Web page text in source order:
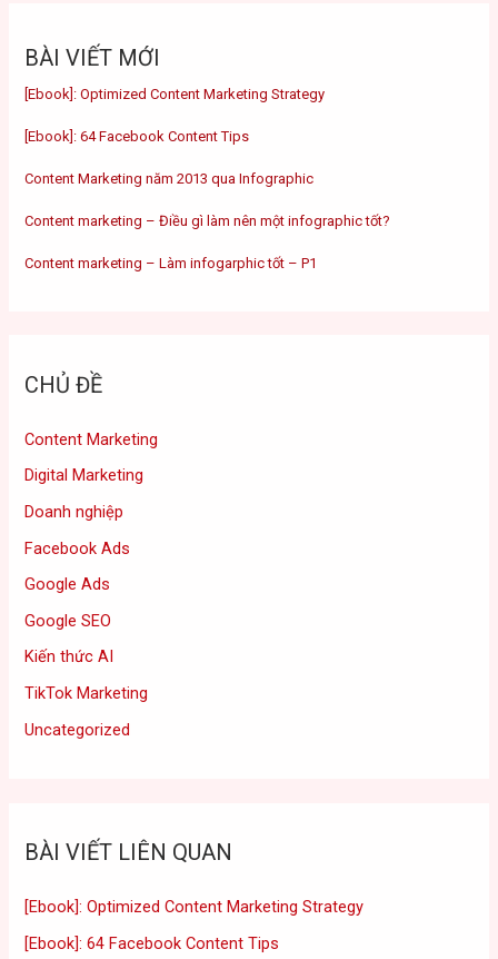
BÀI VIẾT MỚI
[Ebook]: Optimized Content Marketing Strategy
[Ebook]: 64 Facebook Content Tips
Content Marketing năm 2013 qua Infographic
Content marketing – Điều gì làm nên một infographic tốt?
Content marketing – Làm infogarphic tốt – P1
CHỦ ĐỀ
Content Marketing
Digital Marketing
Doanh nghiệp
Facebook Ads
Google Ads
Google SEO
Kiến thức AI
TikTok Marketing
Uncategorized
BÀI VIẾT LIÊN QUAN
[Ebook]: Optimized Content Marketing Strategy
[Ebook]: 64 Facebook Content Tips